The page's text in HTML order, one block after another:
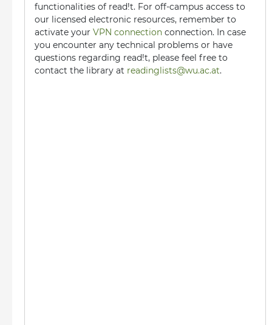
functionalities of read!t. For off-campus access to
our licensed electronic resources, remember to
activate your VPN connection connection. In case
you encounter any technical problems or have
questions regarding read!t, please feel free to
contact the library at readinglists@wu.ac.at.